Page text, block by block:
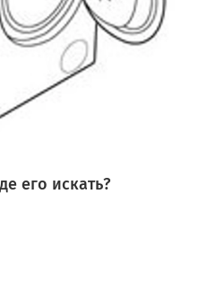
его искать?